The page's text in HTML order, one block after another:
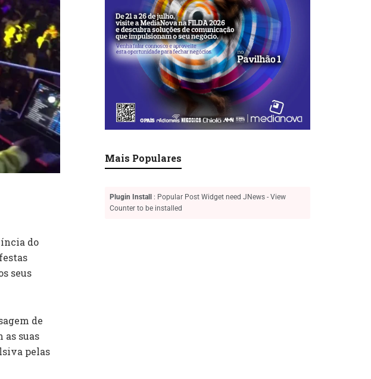
do
seus
de
as suas
pelas
Mais Populares
Plugin Install
: Popular Post Widget need JNews - View
Counter to be installed